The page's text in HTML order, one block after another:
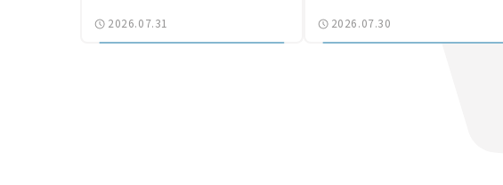
気になる道路計画】
2026.07.31
結【いま気になる道路計画】
2026.07.30